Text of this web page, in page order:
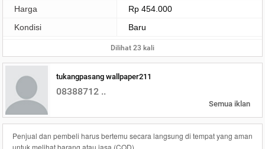
Harga
Rp 454.000
Kondisi
Baru
Dilihat 23 kali
tukangpasang wallpaper211
08388712 ..
Semua iklan
Penjual dan pembeli harus bertemu secara langsung di tempat yang aman